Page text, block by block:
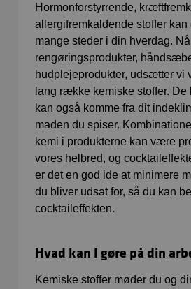
Hormonforstyrrende,
allergifremkaldende stoffer kan
mange steder i din hverdag.
rengøringsprodukter,
hudplejeprodukter, udsætter vi
lang række kemiske stoffer. De
kan også komme fra dit
maden du spiser.
kemi i produkterne kan være
vores helbred, og
er det en god ide at minimere
du bliver udsat for, så du kan
cocktaileffekten.
Hvad kan I gøre på din
Kemiske stoffer møder du og